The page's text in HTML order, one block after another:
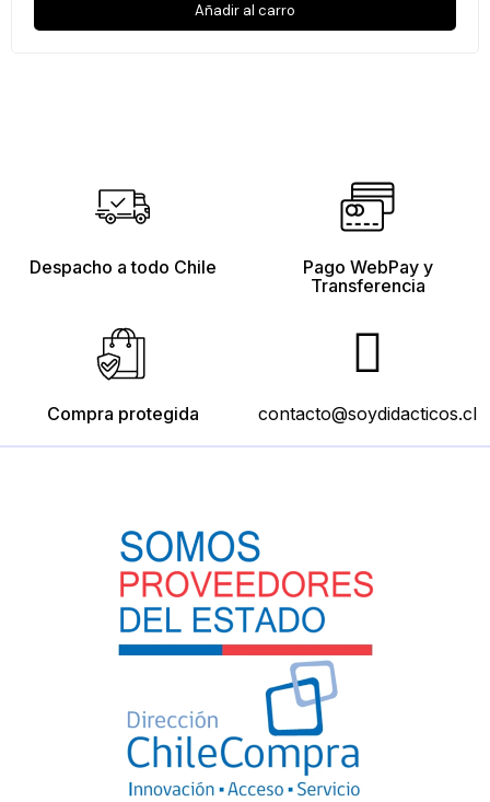
Añadir al carro
Despacho a todo Chile
Pago WebPay y
Transferencia
Compra protegida contacto@soydidacticos.cl